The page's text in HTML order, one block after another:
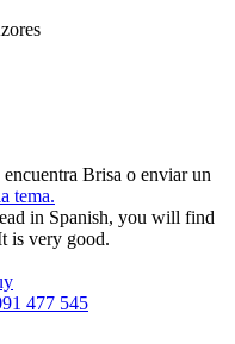
encuentra Brisa o enviar un
tema.
in Spanish, you will find
is very good.
477 545